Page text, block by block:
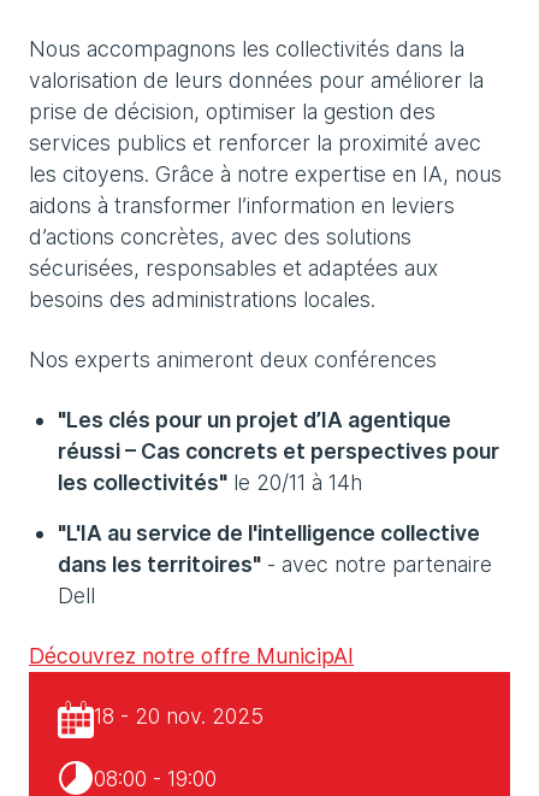
Nous accompagnons les collectivités dans la
valorisation de leurs données pour améliorer la
prise de décision, optimiser la gestion des
services publics et renforcer la proximité avec
les citoyens. Grâce à notre expertise en IA, nous
aidons à transformer l’information en leviers
d’actions concrètes, avec des solutions
sécurisées, responsables et adaptées aux
besoins des administrations locales.
Nos experts animeront deux conférences
"Les clés pour un projet d’IA agentique
réussi – Cas concrets et perspectives pour
les collectivités" le 20/11 à 14h
"L'IA au service de l'intelligence collective
dans les territoires" - avec notre partenaire
Dell
Découvrez notre offre MunicipAI
18 - 20 nov. 2025
08:00 - 19:00